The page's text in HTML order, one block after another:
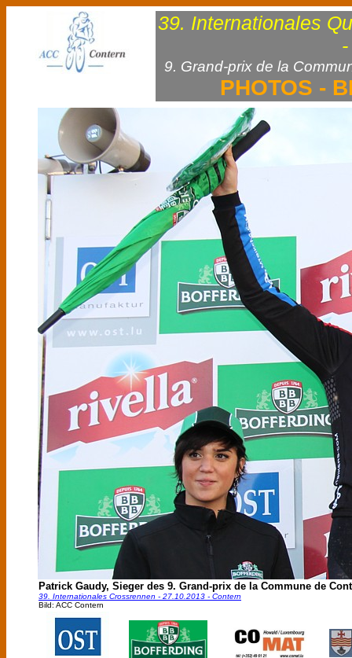
39. Internationales
9. Grand-prix de la
PHOTOS -
Patrick Gaudy, Sieger des 9. Grand-prix de la Commune de
39. Internationales Crossrennen - 27.10.2013 - Contern
Bild: ACC Contern